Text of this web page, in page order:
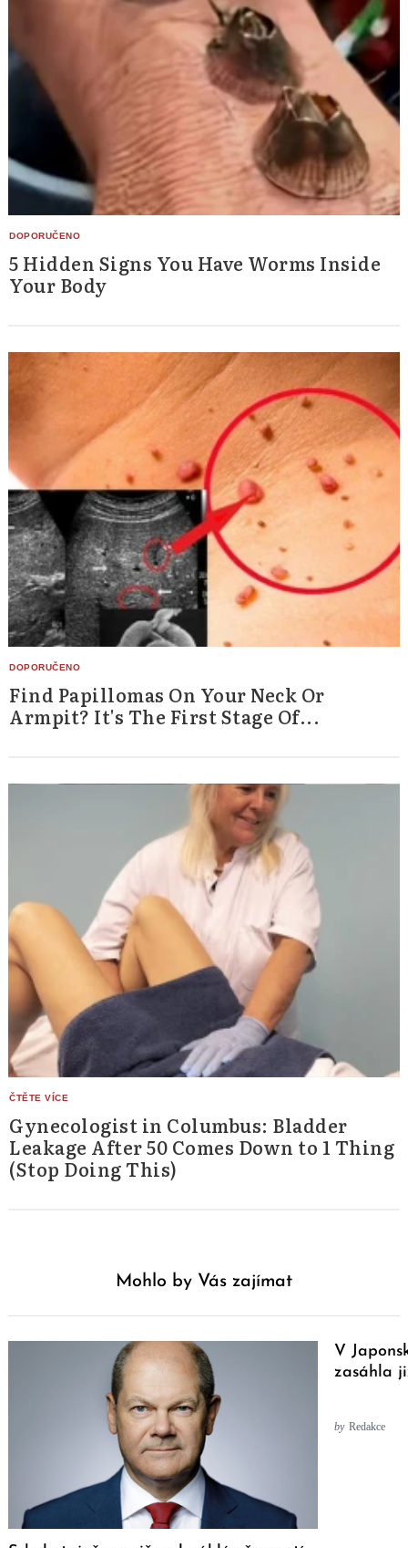
5 Hidden Signs You Have Worms Inside
Your Body
Find Papillomas On Your Neck Or
Armpit? It's The First Stage Of...
Gynecologist in Columbus: Bladder
Leakage After 50 Comes Down to 1 Thing
(Stop Doing This)
Mohlo by Vás zajímat
V
zasáhla
by Redakce